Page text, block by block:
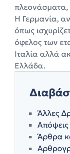
πλεονάσματα,
Η Γερμανία,
όπως
όφελος των
Ιταλία αλλά
Ελλάδα.
Άλλες
Απόψεις
Άρθρα